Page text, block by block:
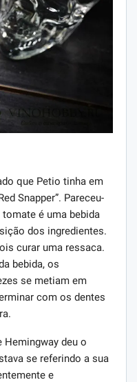
que Petio tinha em
Snapper”. Pareceu-
é uma bebida
dos ingredientes.
curar uma ressaca.
bebida, os
se metiam em
com os dentes
Hemingway deu o
se referindo a sua
e